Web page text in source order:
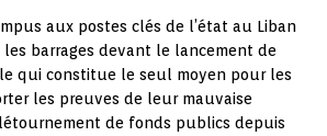
aux postes clés de l’état au Liban
barrages devant le lancement de
qui constitue le seul moyen pour les
les preuves de leur mauvaise
de fonds publics depuis